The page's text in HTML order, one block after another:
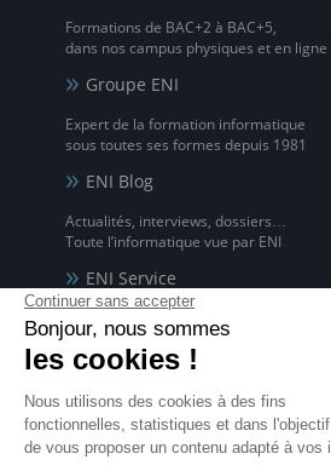
Formations de BAC+2 à BAC+5,
dans nos campus physiques et en ligne
Groupe ENI
Expert de la formation informatique
sous toutes ses formes depuis 1981
ENI Blog
Actualités, interviews, dossiers…
Toute l’informatique vue par ENI
ENI Service
Formations avec formateur à
à distance ou en présentiel
ENI elearning
La solution de formation à
disponible en 5 langues